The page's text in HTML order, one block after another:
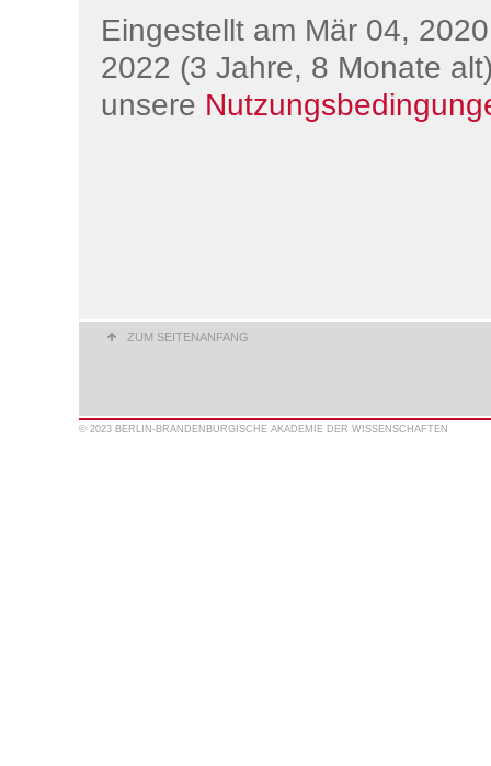
Eingestellt am Mär 04,
2022 (3 Jahre, 8 Monate
unsere
ZUM SEITENANFANG
© 2023 BERLIN-BRANDENBURGISCHE AKADEMIE DER WISSENSCHAFTEN